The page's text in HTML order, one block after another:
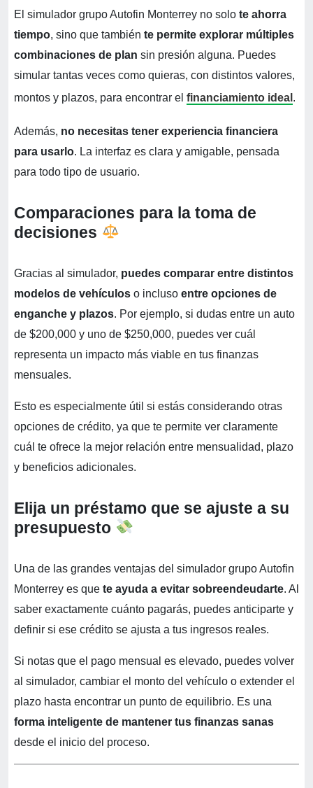
El simulador grupo Autofin Monterrey no solo te ahorra
tiempo, sino que también te permite explorar múltiples
combinaciones de plan sin presión alguna. Puedes
simular tantas veces como quieras, con distintos valores,
montos y plazos, para encontrar el financiamiento ideal .
Además, no necesitas tener experiencia financiera
para usarlo. La interfaz es clara y amigable, pensada
para todo tipo de usuario.
Comparaciones para la toma de
decisiones
Gracias al simulador, puedes comparar entre distintos
modelos de vehículos o incluso entre opciones de
enganche y plazos. Por ejemplo, si dudas entre un auto
de $200,000 y uno de $250,000, puedes ver cuál
representa un impacto más viable en tus finanzas
mensuales.
Esto es especialmente útil si estás considerando otras
opciones de crédito, ya que te permite ver claramente
cuál te ofrece la mejor relación entre mensualidad, plazo
y beneficios adicionales.
Elija un préstamo que se ajuste a su
presupuesto
Una de las grandes ventajas del simulador grupo Autofin
Monterrey es que te ayuda a evitar sobreendeudarte. Al
saber exactamente cuánto pagarás, puedes anticiparte y
definir si ese crédito se ajusta a tus ingresos reales.
Si notas que el pago mensual es elevado, puedes volver
al simulador, cambiar el monto del vehículo o extender el
plazo hasta encontrar un punto de equilibrio. Es una
forma inteligente de mantener tus finanzas sanas
desde el inicio del proceso.